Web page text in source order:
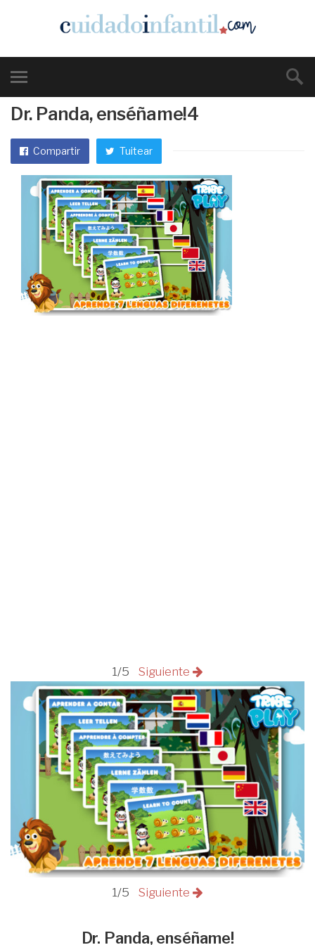
Dr. Panda, enséñame!4
Compartir Tuitear
1/5 Siguiente
1/5 Siguiente
Dr. Panda, enséñame!